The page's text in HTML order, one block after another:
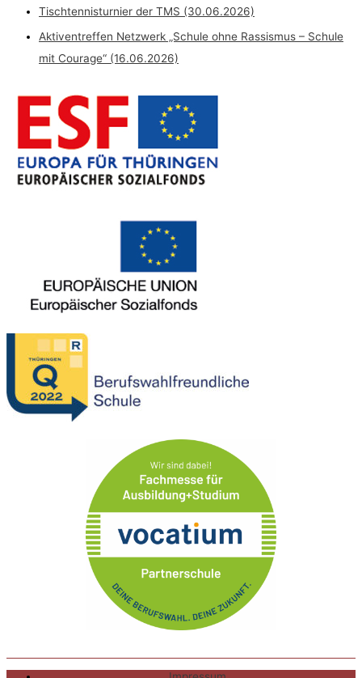
Tischtennisturnier der TMS (30.06.2026)
Aktiventreffen Netzwerk „Schule ohne Rassismus – Schule
mit Courage“ (16.06.2026)